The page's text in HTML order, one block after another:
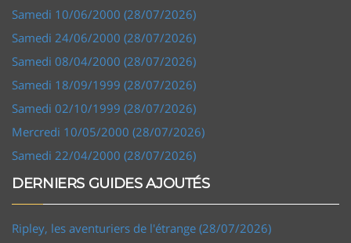
Samedi 10/06/2000 (28/07/2026)
Samedi 24/06/2000 (28/07/2026)
Samedi 08/04/2000 (28/07/2026)
Samedi 18/09/1999 (28/07/2026)
Samedi 02/10/1999 (28/07/2026)
Mercredi 10/05/2000 (28/07/2026)
Samedi 22/04/2000 (28/07/2026)
DERNIERS GUIDES AJOUTÉS
Ripley, les aventuriers de l'étrange (28/07/2026)